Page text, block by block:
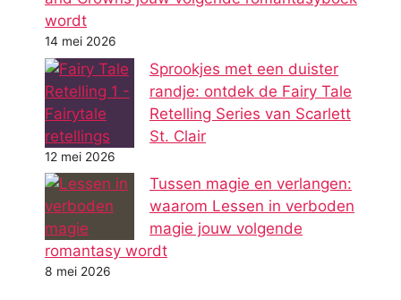
wordt
14 mei 2026
Sprookjes met een duister
randje: ontdek de Fairy Tale
Retelling Series van Scarlett
St. Clair
12 mei 2026
Tussen magie en verlangen:
waarom Lessen in verboden
magie jouw volgende
romantasy wordt
8 mei 2026